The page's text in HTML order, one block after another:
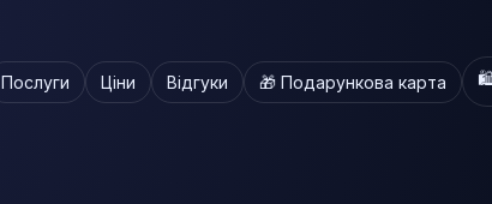
Послуги Ціни Відгуки 🎁 Подарункова карта